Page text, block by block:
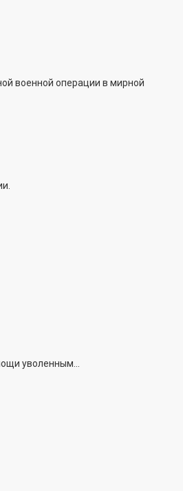
военной операции в мирной
уволенным...